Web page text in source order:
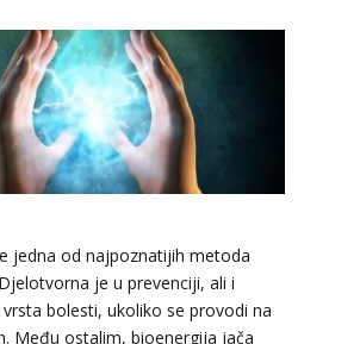
jedna od najpoznatijih metoda
je u prevenciji, ali i
bolesti, ukoliko se provodi na
Među ostalim, bioenergija jača